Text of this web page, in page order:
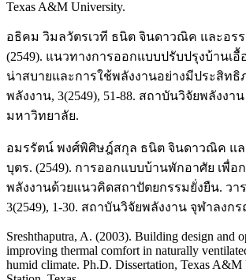
Texas A&M University.
อธิคม วิมลวัตรเวที ธนิต จินดาวณิค และอรร
(2549). แนวทางการออกแบบปรับปรุงบ้านเอื้
น่าสบายและการใช้พลังงานอย่างมีประสิทธิ
พลังงาน, 3(2549), 51-88. สถาบันวิจัยพลังง
มหาวิทยาลัย.
อมรรัตน์ พงศ์พิศิษฎ์สกุล ธนิต จินดาวณิค แล
บุตร. (2549). การออกแบบบ้านพักอาศัย เพื่อ
พลังงานด้วยแนวคิดสถาปัตยกรรมยั่งยืน. วา
3(2549), 1-30. สถาบันวิจัยพลังงาน จุฬาลงก
Sreshthaputra, A. (2003). Building design and
improving thermal comfort in naturally
humid climate. Ph.D. Dissertation, Texas